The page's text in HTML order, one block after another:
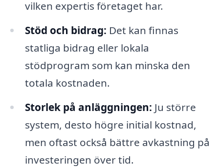
vilken expertis företaget har.
Stöd och bidrag: Det kan finnas
statliga bidrag eller lokala
stödprogram som kan minska den
totala kostnaden.
Storlek på anläggningen: Ju större
system, desto högre initial kostnad,
men oftast också bättre avkastning på
investeringen över tid.